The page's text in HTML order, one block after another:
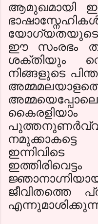
ആമുഖമായി
യോഗ്യതയുടെ
ഈ സംരഭം
ശക്തിയും
നിങ്ങളുടെ
ജീവിതത്തെ